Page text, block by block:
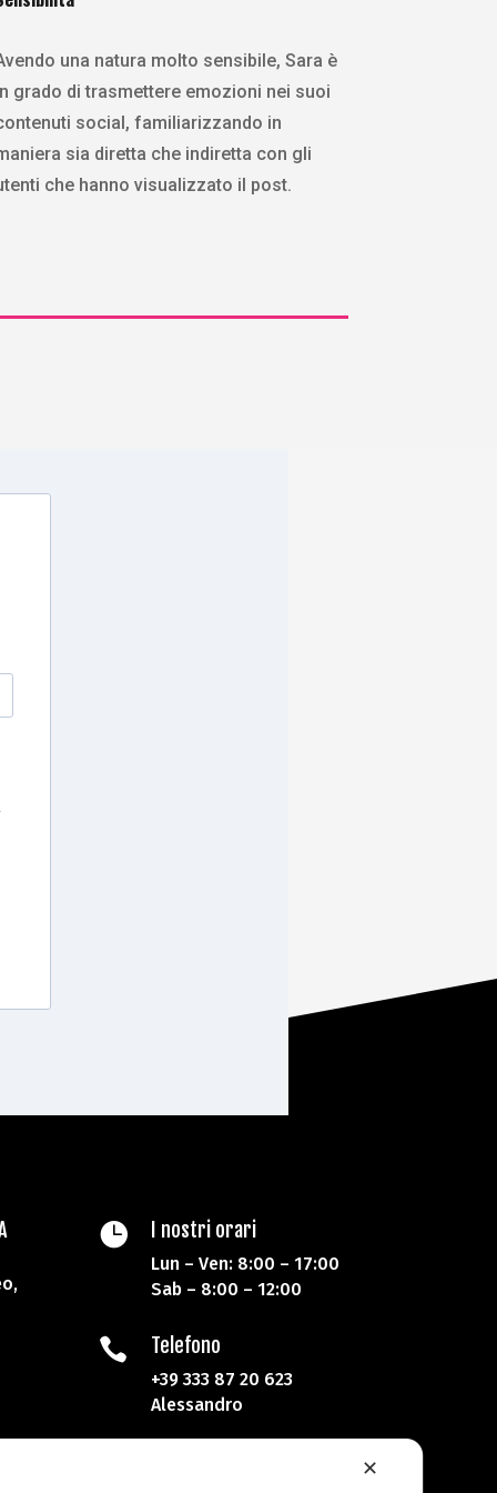
una natura molto sensibile, Sara è
grado di trasmettere emozioni nei suoi
social, familiarizzando in
sia diretta che indiretta con gli
che hanno visualizzato il post.
 I nostri orari
Lun – Ven: 8:00 – 17:00
Sab – 8:00 – 12:00
 Telefono
+39 333 87 20 623
Alessandro
✕